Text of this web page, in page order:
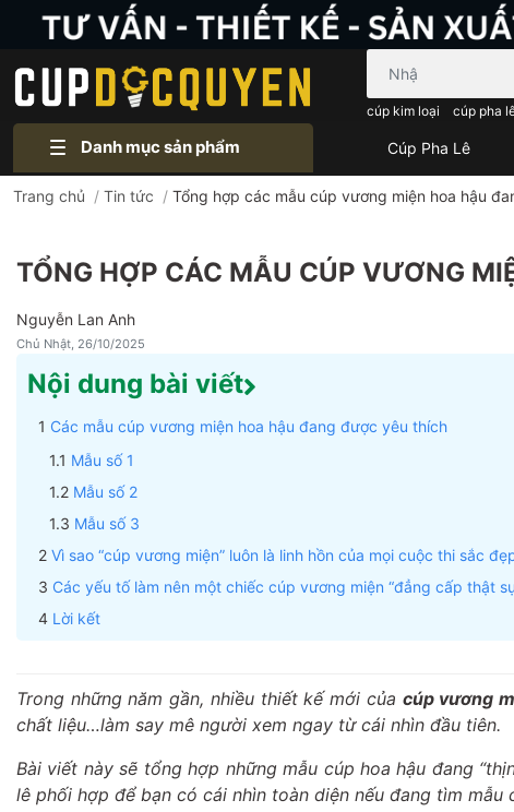
cúp kim loại cúp pha
Danh mục sản phẩm Cúp Pha Lê
Trang chủ / Tin tức / Tổng hợp các mẫu cúp vương miện hoa hậu
TỔNG HỢP CÁC MẪU CÚP VƯƠNG
Nguyễn Lan Anh
Chủ Nhật, 26/10/2025
Nội dung bài viết
Các mẫu cúp vương miện hoa hậu đang được yêu thích
Mẫu số 1
Mẫu số 2
Mẫu số 3
Vì sao “cúp vương miện” luôn là linh hồn của mọi cuộc thi sắc
Các yếu tố làm nên một chiếc cúp vương miện “đẳng cấp thật
Lời kết
Trong những năm gần, nhiều thiết kế mới của cúp vương
chất liệu…làm say mê người xem ngay từ cái nhìn đầu tiên.
Bài viết này sẽ tổng hợp những mẫu cúp hoa hậu đang
lê phối hợp để bạn có cái nhìn toàn diện nếu đang tìm mẫu